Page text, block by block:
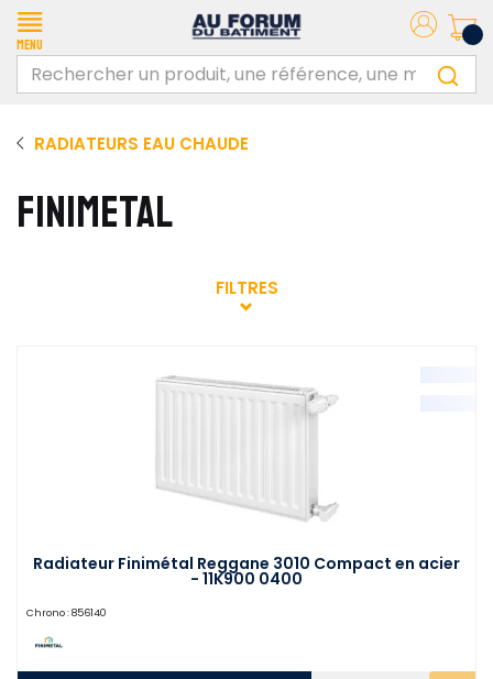
Menu
RADIATEURS EAU CHAUDE
FINIMETAL
FILTRES
Radiateur Finimétal Reggane 3010 Compact en acier
- 11K900 0400
Chrono : 856140